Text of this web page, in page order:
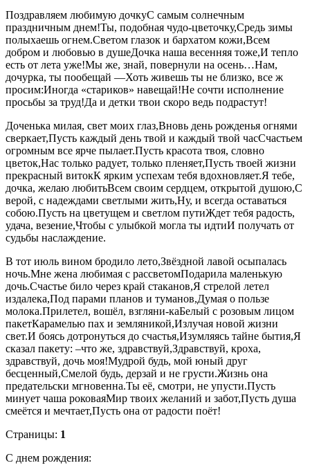
Поздравляем любимую дочкуС самым солнечным
праздничным днем!Ты, подобная чудо-цветочку,Средь зимы
полыхаешь огнем.Светом глазок и бархатом кожи,Всем
добром и любовью в душеДочка наша весенняя тоже,И тепло
есть от лета уже!Мы же, знай, повернули на осень…Нам,
дочурка, ты пообещай —Хоть живешь ты не близко, все ж
просим:Иногда «стариков» навещай!Не сочти исполнение
просьбы за труд!Да и детки твои скоро ведь подрастут!
Доченька милая, свет моих глаз,Вновь день рожденья огнями
сверкает,Пусть каждый день твой и каждый твой часСчастьем
огромным все ярче пылает.Пусть красота твоя, словно
цветок,Нас только радует, только пленяет,Пусть твоей жизни
прекрасный витокК ярким успехам тебя вдохновляет.Я тебе,
дочка, желаю любитьВсем своим сердцем, открытой душою,С
верой, с надеждами светлыми жить,Ну, и всегда оставаться
собою.Пусть на цветущем и светлом путиЖдет тебя радость,
удача, везение,Чтобы с улыбкой могла ты идтиИ получать от
судьбы наслаждение.
В тот июль вином бродило лето,Звёздной лавой осыпалась
ночь.Мне жена любимая с рассветомПодарила маленькую
дочь.Счастье било через край стаканов,Я стрелой летел
издалека,Под парами планов и туманов,Думая о пользе
молока.Прилетел, вошёл, взгляни-каБелый с розовым лицом
пакетКарамелью пах и земляникой,Излучая новой жизни
свет.И боясь дотронуться до счастья,Изумляясь тайне бытия,Я
сказал пакету: –что же, здравствуй,Здравствуй, кроха,
здравствуй, дочь моя!Мудрой будь, мой юный друг
бесценный,Смелой будь, дерзай и не грусти.Жизнь она
предательски мгновенна.Ты её, смотри, не упусти.Пусть
минует чаша роковаяМир твоих желаний и забот,Пусть душа
смеётся и мечтает,Пусть она от радости поёт!
Страницы: 1
С днем рождения: